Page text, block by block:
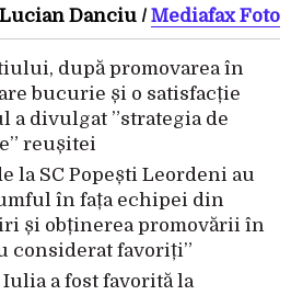
Lucian Danciu / Mediafax Foto
după promovarea în
bucurie și o satisfacție
a divulgat ”strategia de
reușitei
la SC Popești Leordeni au
în fața echipei din
și obținerea promovării în
considerat favoriți”
Iulia a fost favorită la